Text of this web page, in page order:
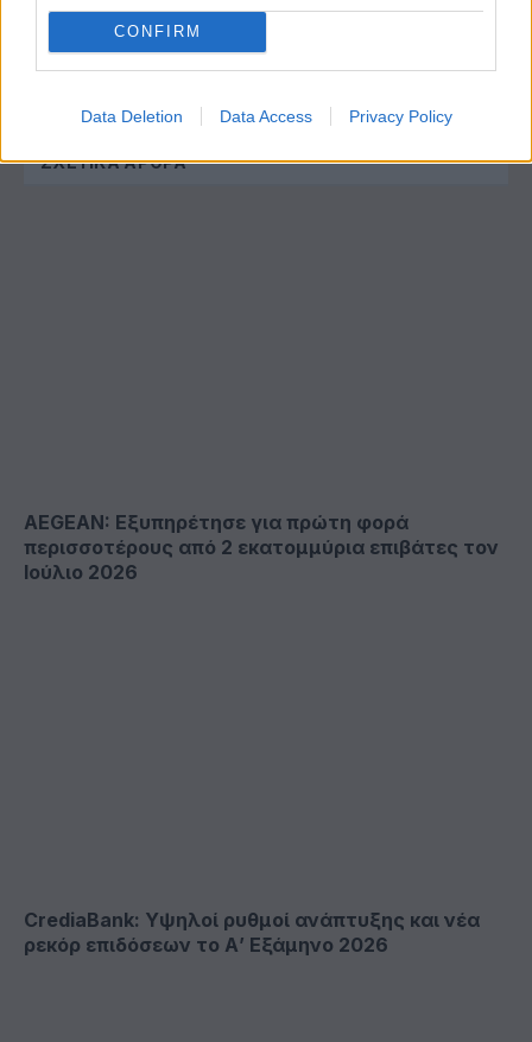
CONFIRM
Data Deletion Data Access Privacy Policy
επιχειρήσεων, βάσει της λογικής «Disruption in Action»
ΣΧΕΤΙΚΆ ΆΡΘΡΑ
AEGEAN: Εξυπηρέτησε για πρώτη φορά
περισσοτέρους από 2 εκατομμύρια επιβάτες τον
Ιούλιο 2026
CrediaBank: Υψηλοί ρυθμοί ανάπτυξης και νέα
ρεκόρ επιδόσεων το Α’ Εξάμηνο 2026